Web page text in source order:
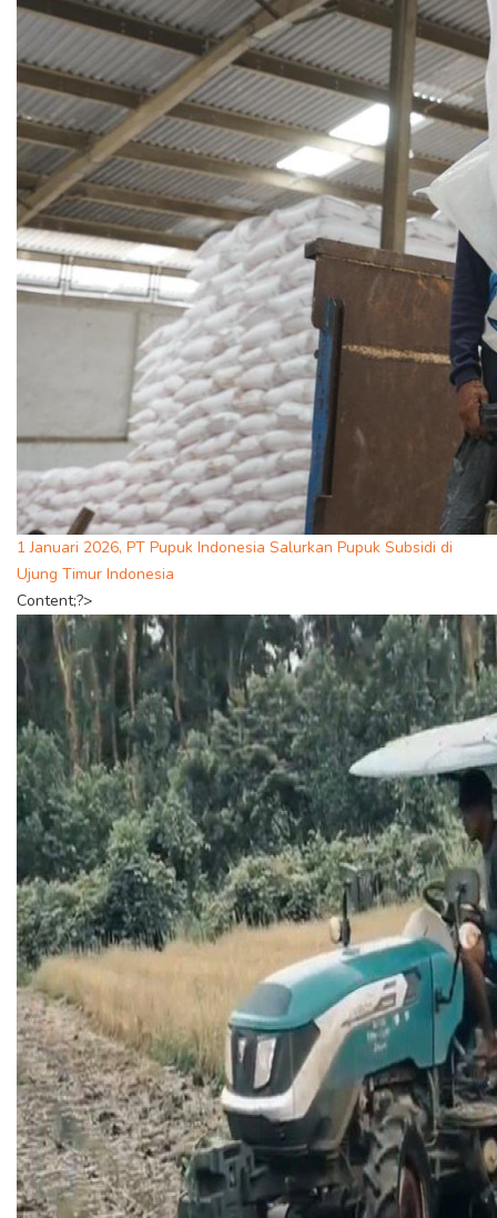
1 Januari 2026, PT Pupuk Indonesia Salurkan Pupuk Subsidi di
Ujung Timur Indonesia
Content;?>